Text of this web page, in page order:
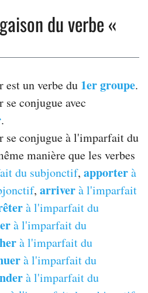
du verbe «
est un verbe du 1er groupe.
se conjugue avec
.
se conjugue à l'imparfait du
manière que les verbes
du subjonctif, apporterà
, arriverà l'imparfait
à l'imparfait du
à l'imparfait du
à l'imparfait du
à l'imparfait du
à l'imparfait du